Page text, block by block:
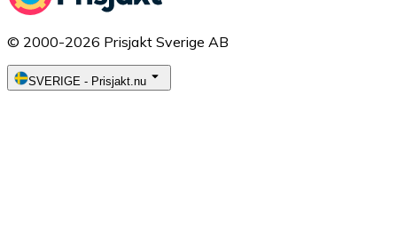
© 2000-2026 Prisjakt Sverige AB
SVERIGE - Prisjakt.nu